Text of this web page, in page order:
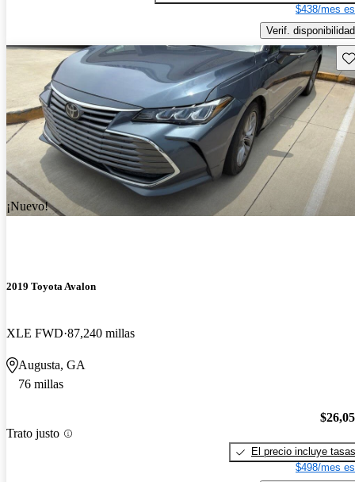
$438/mes
Verif. disponibilidad
¡Nuevo!
2019 Toyota Avalon
XLE FWD 87,240 millas
Augusta, GA
76 millas
Trato justo
El precio incluye tasas
$498/mes